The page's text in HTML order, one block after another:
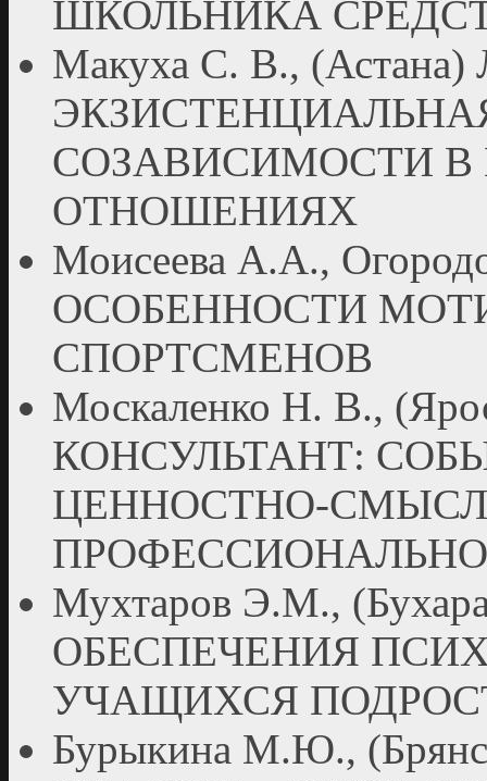
ШКОЛЬНИКА
Макуха С. В.,
СОЗАВИСИМОСТИ
ОТНОШЕНИЯХ
Моисеева А.А.,
ОСОБЕННОСТИ
СПОРТСМЕНОВ
Москаленко Н. В.,
КОНСУЛЬТАНТ:
ЦЕННОСТНО-
Мухтаров Э.М.,
ОБЕСПЕЧЕНИЯ
УЧАЩИХСЯ
Бурыкина М.Ю.,